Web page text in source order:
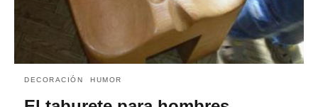
DECORACIÓN HUMOR